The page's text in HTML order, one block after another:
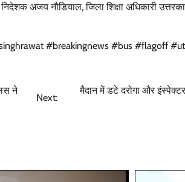
निदेशक अजय नौडियाल, जिला शिक्षा अधिकारी
#breakingnews #bus #flagoff
ने
Next:
मैदान में डटे दरोगा और
Bureau News July 28,